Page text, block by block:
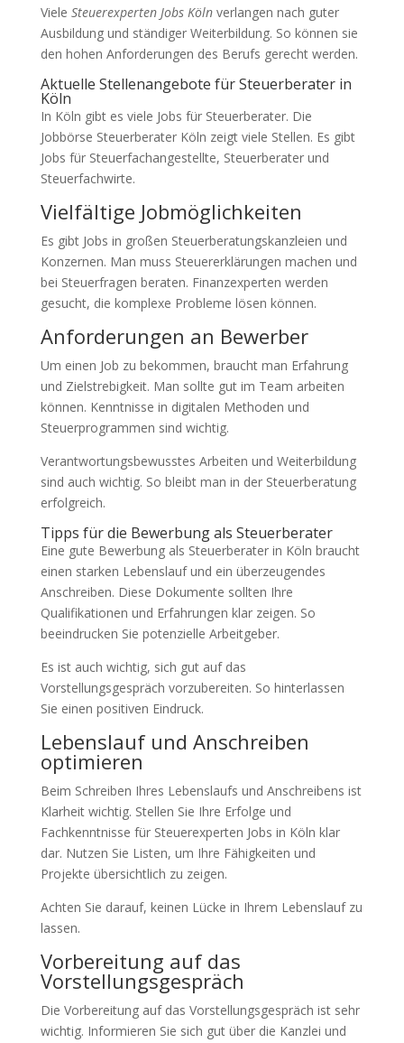
Viele Steuerexperten Jobs Kölnverlangen nach guter
Ausbildung und ständiger Weiterbildung. So können sie
den hohen Anforderungen des Berufs gerecht werden.
Aktuelle Stellenangebote für Steuerberater in
Köln
In Köln gibt es viele Jobs für Steuerberater. Die
Jobbörse Steuerberater Köln zeigt viele Stellen. Es gibt
Jobs für Steuerfachangestellte, Steuerberater und
Steuerfachwirte.
Vielfältige Jobmöglichkeiten
Es gibt Jobs in großen Steuerberatungskanzleien und
Konzernen. Man muss Steuererklärungen machen und
bei Steuerfragen beraten. Finanzexperten werden
gesucht, die komplexe Probleme lösen können.
Anforderungen an Bewerber
Um einen Job zu bekommen, braucht man Erfahrung
und Zielstrebigkeit. Man sollte gut im Team arbeiten
können. Kenntnisse in digitalen Methoden und
Steuerprogrammen sind wichtig.
Verantwortungsbewusstes Arbeiten und Weiterbildung
sind auch wichtig. So bleibt man in der Steuerberatung
erfolgreich.
Tipps für die Bewerbung als Steuerberater
Eine gute Bewerbung als Steuerberater in Köln braucht
einen starken Lebenslauf und ein überzeugendes
Anschreiben. Diese Dokumente sollten Ihre
Qualifikationen und Erfahrungen klar zeigen. So
beeindrucken Sie potenzielle Arbeitgeber.
Es ist auch wichtig, sich gut auf das
Vorstellungsgespräch vorzubereiten. So hinterlassen
Sie einen positiven Eindruck.
Lebenslauf und Anschreiben
optimieren
Beim Schreiben Ihres Lebenslaufs und Anschreibens ist
Klarheit wichtig. Stellen Sie Ihre Erfolge und
Fachkenntnisse für Steuerexperten Jobs in Köln klar
dar. Nutzen Sie Listen, um Ihre Fähigkeiten und
Projekte übersichtlich zu zeigen.
Achten Sie darauf, keinen Lücke in Ihrem Lebenslauf zu
lassen.
Vorbereitung auf das
Vorstellungsgespräch
Die Vorbereitung auf das Vorstellungsgespräch ist sehr
wichtig. Informieren Sie sich gut über die Kanzlei und